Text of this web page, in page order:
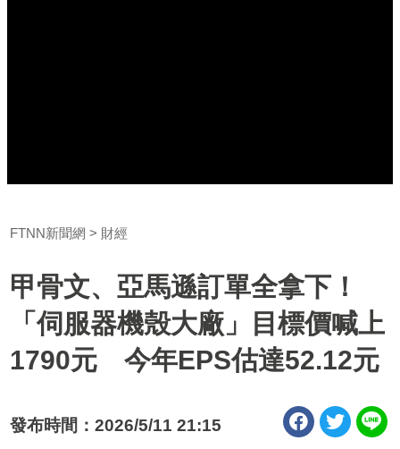
FTNN新聞網 財經
甲骨文、亞馬遜訂單全拿下！
「伺服器機殼大廠」目標價喊上
1790元 今年EPS估達52.12元
發布時間：2026/5/11 21:15